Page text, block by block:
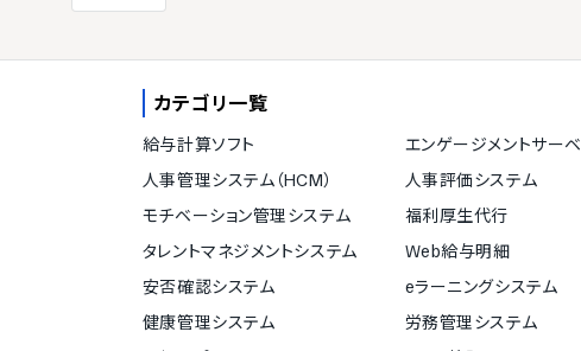
カテゴリ一覧
給与計算ソフト
エンゲージメントサー
人事管理システム（HCM）
人事評価システム
モチベーション管理システム
福利厚生代行
タレントマネジメントシステム
Web給与明細
安否確認システム
eラーニングシステム
健康管理システム
労務管理システム